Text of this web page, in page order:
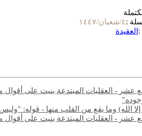
:٤/شعبان/١٤٤٧
: العقيدة
عشر - العقليات المبتدعة بنيت على